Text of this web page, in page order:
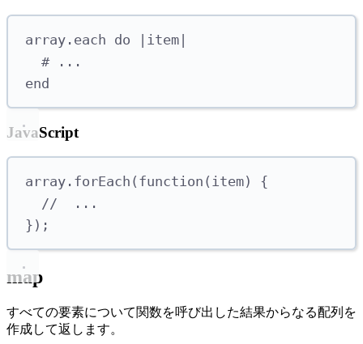
array . each do | item |
# ...
end
JavaScript
array . forEach ( function ( item)
{
//  ...
});
map
すべての要素について関数を呼び出した結果からなる配列を
作成して返します。